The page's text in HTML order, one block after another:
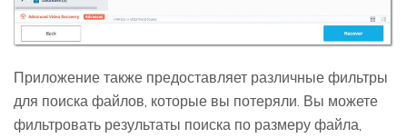
Приложение также предоставляет различные фильтры
для поиска файлов, которые вы потеряли. Вы можете
фильтровать результаты поиска по размеру файла,